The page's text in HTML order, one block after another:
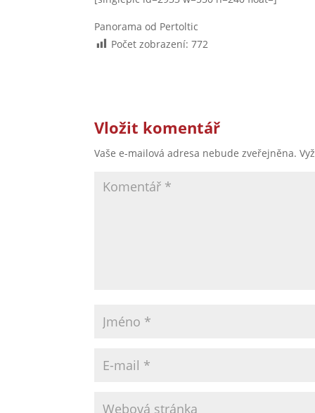
Panorama od Pertoltic
Počet zobrazení: 772
Vložit komentář
Vaše e-mailová adresa nebude zveřejněna.